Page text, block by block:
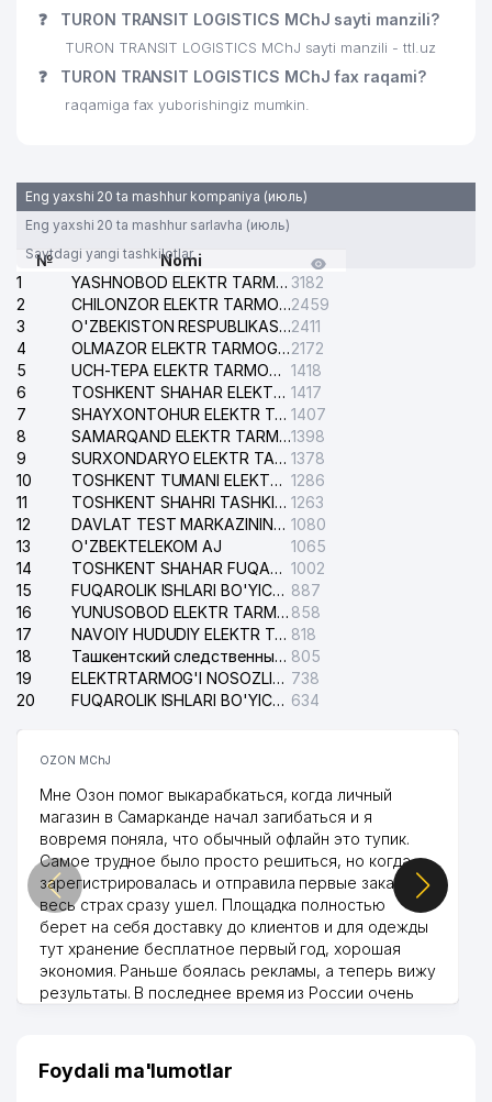
❓ TURON TRANSIT LOGISTICS MChJ sayti manzili?
TURON TRANSIT LOGISTICS MChJ sayti manzili - ttl.uz
❓ TURON TRANSIT LOGISTICS MChJ fax raqami?
raqamiga fax yuborishingiz mumkin.
Eng yaxshi 20 ta mashhur kompaniya (июль)
Eng yaxshi 20 ta mashhur sarlavha (июль)
Saytdagi yangi tashkilotlar
№
Nomi
1
YASHNOBOD ELEKTR TARMOG'I NOSOZLIKLARI XIZMATI 3182
2
CHILONZOR ELEKTR TARMOG'I NOSOZLIK XIZMATI2459
3
O'ZBEKISTON RESPUBLIKASI BOSH PROKURATURASI ISHONCH TELEFONI2411
4
OLMAZOR ELEKTR TARMOG'I NOSOZLIKLARI XIZMATI2172
5
UCH-TEPA ELEKTR TARMOG'I NOSOZLIKLARI XIZMATI 1418
6
TOSHKENT SHAHAR ELEKTR TARMOQLARI KORXONASI AJ 1417
7
SHAYXONTOHUR ELEKTR TARMOG'I NOSOZLIKLARINI TUZATISH XIZMATI 1407
8
SAMARQAND ELEKTR TARMOQLARI AJ1398
9
SURXONDARYO ELEKTR TARMOQLARI AJ 1378
10
TOSHKENT TUMANI ELEKTR TARMOG'I AVARIYA XIZMATI 1286
11
TOSHKENT SHAHRI TASHKILOT TELEFONLARI HAQIDA MA'LUMOT BYUROSI 1263
12
DAVLAT TEST MARKAZINING ISHONCH TELEFONLARI 1080
13
O'ZBEKTELEKOM AJ
1065
14
TOSHKENT SHAHAR FUQAROLIK ISHLARI BO'YICHA SUDI 1002
15
FUQAROLIK ISHLARI BO'YICHA YAKKASAROY TUMANLARARO SUDI 887
16
YUNUSOBOD ELEKTR TARMOG'I NOSOZLIKLARI XIZMATI 858
17
NAVOIY HUDUDIY ELEKTR TARMOQLARI KORXONASI AJ 818
18
Ташкентский следственный изолятор 805
19
ELEKTRTARMOG'I NOSOZLIKLARINI TO'ZATISH SERGELI XIZMATI 738
20
FUQAROLIK ISHLARI BO'YICHA UCH-TEPA TUMANI SUDI 634
OZON MChJ
Мне Озон помог выкарабкаться, когда личный
магазин в Самарканде начал загибаться и я
вовремя поняла, что обычный офлайн это тупик.
Самое трудное было просто решиться, но когда
зарегистрировалась и отправила первые заказы,
весь страх сразу ушел. Площадка полностью
берет на себя доставку до клиентов и для одежды
тут хранение бесплатное первый год, хорошая
экономия. Раньше боялась рекламы, а теперь вижу
результаты. В последнее время из России очень
дальше развиваюсь потихоньку😊
Hamida 03.08.2026 12:45:39
Foydali ma'lumotlar